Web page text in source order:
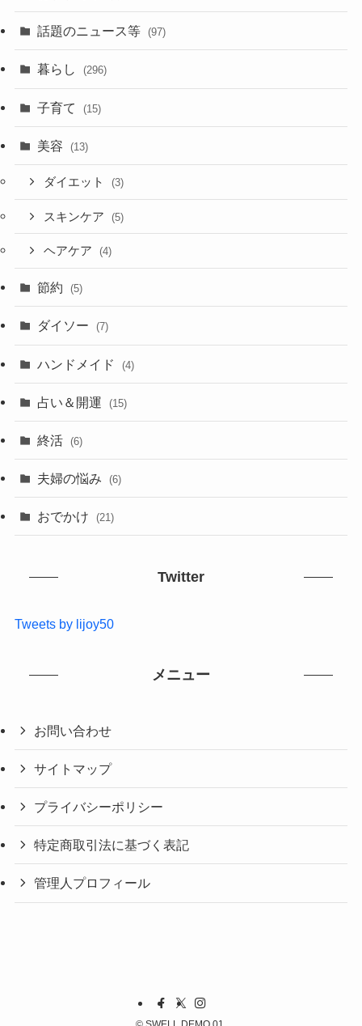
話題のニュース等 (97)
暮らし (296)
子育て (15)
美容 (13)
ダイエット (3)
スキンケア (5)
ヘアケア (4)
節約 (5)
ダイソー (7)
ハンドメイド (4)
占い＆開運 (15)
終活 (6)
夫婦の悩み (6)
おでかけ (21)
Twitter
Tweets by lijoy50
メニュー
お問い合わせ
サイトマップ
プライバシーポリシー
特定商取引法に基づく表記
管理人プロフィール